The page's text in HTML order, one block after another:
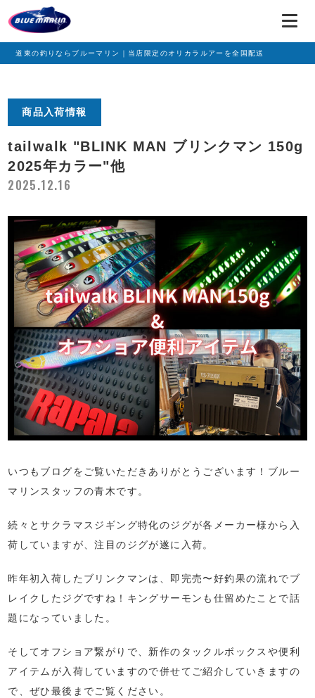
道東の釣りならブルーマリン｜当店限定のオリカラルアーを全国配送
商品入荷情報
tailwalk "BLINK MAN ブリンクマン 150g
2025年カラー"他
2025.12.16
いつもブログをご覧いただきありがとうございます！ブルー
マリンスタッフの青木です。
続々とサクラマスジギング特化のジグが各メーカー様から入
荷していますが、注目のジグが遂に入荷。
昨年初入荷したブリンクマンは、即完売〜好釣果の流れでブ
レイクしたジグですね！キングサーモンも仕留めたことで話
題になっていました。
そしてオフショア繋がりで、新作のタックルボックスや便利
アイテムが入荷していますので併せてご紹介していきますの
で、ぜひ最後までご覧ください。